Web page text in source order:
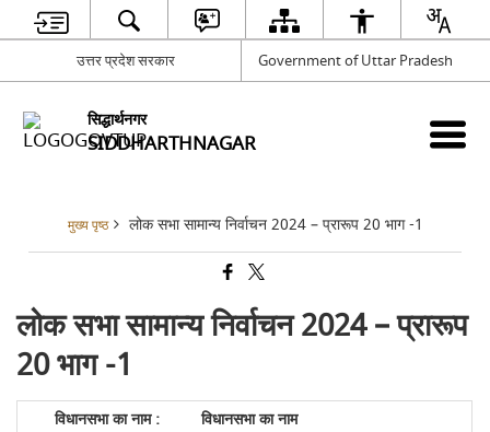
उत्तर प्रदेश सरकार Government of Uttar Pradesh
सिद्धार्थनगर
SIDDHARTHNAGAR
मुख्य पृष्ठ लोक सभा सामान्य निर्वाचन 2024 – प्रारूप 20 भाग -1
लोक सभा सामान्य निर्वाचन 2024 – प्रारूप
20 भाग -1
विधानसभा का नाम